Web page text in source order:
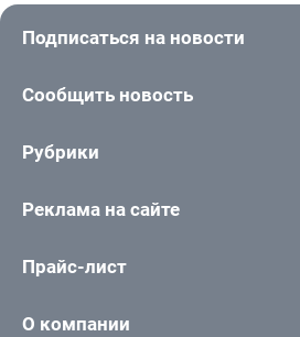
Подписаться на новости
Сообщить новость
Рубрики
Реклама на сайте
Прайс-лист
О компании